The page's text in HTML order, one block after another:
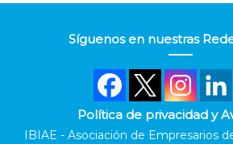
Síguenos en nuestras
Política de privacidad y
IBIAE - Asociación de Empresarios